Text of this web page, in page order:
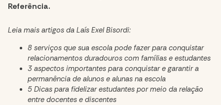
Referência.
Leia mais artigos da Laís Exel Bisordi:
8 serviços que sua escola pode fazer para conquistar
relacionamentos duradouros com famílias e estudantes
3 aspectos importantes para conquistar e garantir a
permanência de alunos e alunas na escola
5 Dicas para fidelizar estudantes por meio da relação
entre docentes e discentes